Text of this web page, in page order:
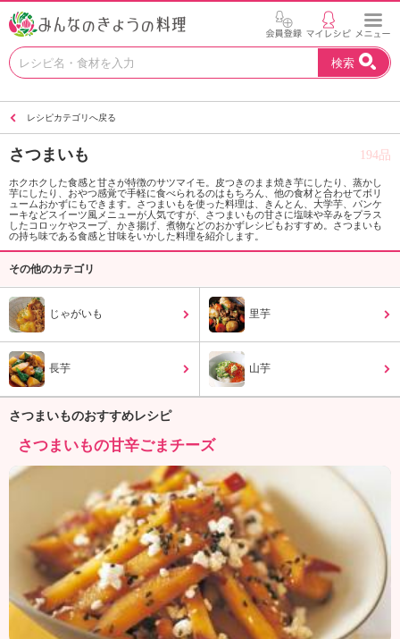
お
い
を
見
つ
け
よ
。
K
エ
ー
ョ
ナ
ル
「
み
ん
な
の
き
検索
レシピカテゴリへ戻る
さつまいも 194品
ホクホクした食感と甘さが特徴のサツマイモ。皮つきのまま焼き芋にしたり、蒸かし
芋にしたり、おやつ感覚で手軽に食べられるのはもちろん、他の食材と合わせてボリ
ュームおかずにもできます。さつまいもを使った料理は、きんとん、大学芋、パンケ
ーキなどスイーツ風メニューが人気ですが、さつまいもの甘さに塩味や辛みをプラス
したコロッケやスープ、かき揚げ、煮物などのおかずレシピもおすすめ。さつまいも
の持ち味である食感と甘味をいかした料理を紹介します。
その他のカテゴリ
じゃがいも 里芋
長芋 山芋
さつまいものおすすめレシピ
さつまいもの甘辛ごまチーズ